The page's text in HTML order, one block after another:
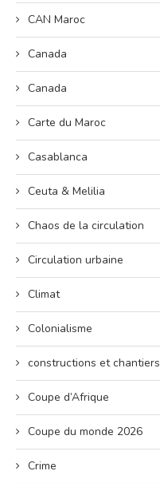
CAN Maroc
Canada
Canada
Carte du Maroc
Casablanca
Ceuta & Melilia
Chaos de la circulation
Circulation urbaine
Climat
Colonialisme
constructions et chantiers
Coupe d’Afrique
Coupe du monde 2026
Crime